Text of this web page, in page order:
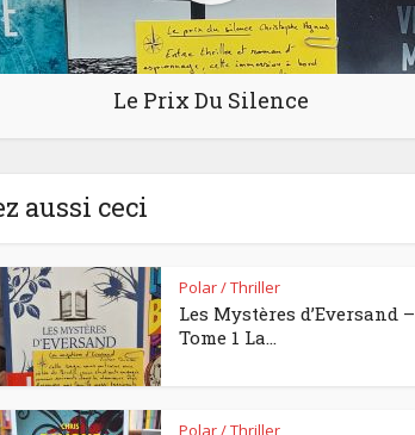
Le Prix Du Silence
aussi ceci
Polar / Thriller
Les Mystères d’Eversand –
Tome 1 La...
Polar / Thriller